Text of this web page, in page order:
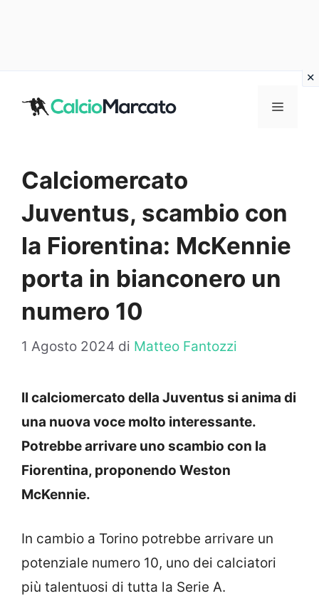
MENU
Calciomercato
Juventus, scambio con
la Fiorentina: McKennie
porta in bianconero un
numero 10
1 Agosto 2024 di Matteo Fantozzi
Il calciomercato della Juventus si anima di
una nuova voce molto interessante.
Potrebbe arrivare uno scambio con la
Fiorentina, proponendo Weston
McKennie.
In cambio a Torino potrebbe arrivare un
potenziale numero 10, uno dei calciatori
più talentuosi di tutta la Serie A.